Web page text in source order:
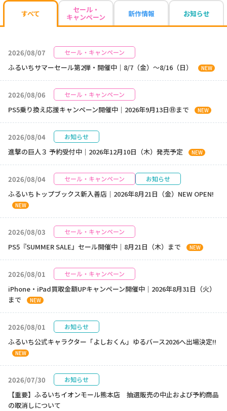
すべて セール・
キャンペーン 新作情報 お知らせ
2026/08/07 セール・キャンペーン
ふるいちサマーセール第2弾・開催中｜8/7（金）～8/16（日） NEW
2026/08/06 セール・キャンペーン
PS5乗り換え応援キャンペーン開催中｜2026年9月13日㊐まで NEW
2026/08/04 お知らせ
進撃の巨人３ 予約受付中｜2026年12月10日（木）発売予定 NEW
2026/08/04 セール・キャンペーン お知らせ
ふるいちトップブックス新入善店｜2026年8月21日（金）NEW OPEN!
NEW
2026/08/03 セール・キャンペーン
PS5『SUMMER SALE』セール開催中｜8月21日（木）まで NEW
2026/08/01 セール・キャンペーン
iPhone・iPad買取金額UPキャンペーン開催中｜2026年8月31日（火）
まで
NEW
2026/08/01 お知らせ
ふるいち公式キャラクター「よしおくん」ゆるバース2026へ出場決定!!
NEW
2026/07/30 お知らせ
【重要】ふるいちイオンモール熊本店 抽選販売の中止および予約商品
の取消しについて